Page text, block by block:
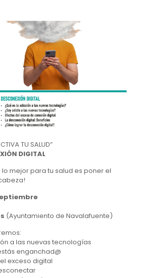
TU SALUD”
DIGITAL
mejor para tu salud es poner el
(Ayuntamiento de Navalafuente)
a las nuevas tecnologías
enganchad@
exceso digital